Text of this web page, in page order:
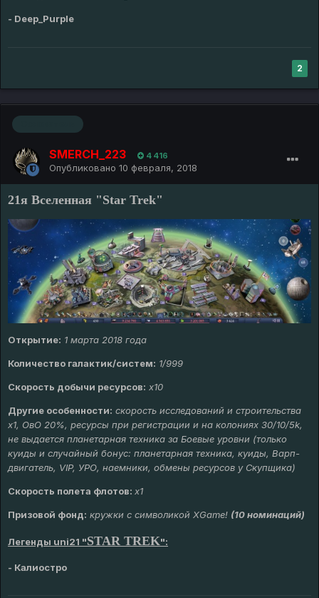
- Deep_Purple
2
SMERCH_223 4 416
Опубликовано 10 февраля, 2018
21я Вселенная "Star Trek"
Открытие: 1 марта 2018 года
Количество галактик/систем: 1/999
Скорость добычи ресурсов: х10
Другие особенности: скорость исследований и строительства
х1, ОвО 20%, ресурсы при регистрации и на колониях 30/10/5k,
не выдается планетарная техника за Боевые уровни (только
куиды и случайный бонус: планетарная техника, куиды, Варп-
двигатель, VIP, УРО, наемники, обмены ресурсов у Скупщика)
Скорость полета флотов: х1
Призовой фонд: кружки с символикой XGame! (10 номинаций)
Легенды uni21 "STAR TREK":
- Калиостро